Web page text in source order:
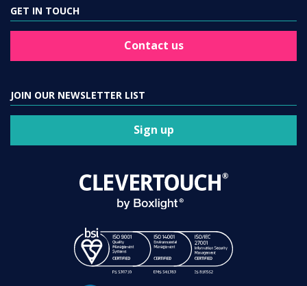
GET IN TOUCH
Contact us
JOIN OUR NEWSLETTER LIST
Sign up